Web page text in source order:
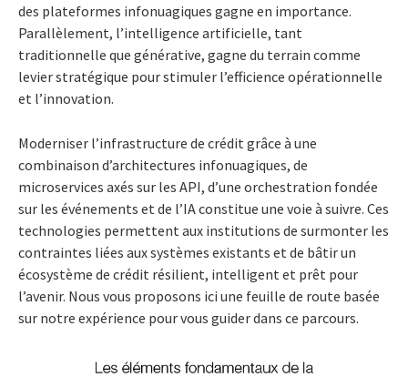
des plateformes infonuagiques gagne en importance.
Parallèlement, l’intelligence artificielle, tant
traditionnelle que générative, gagne du terrain comme
levier stratégique pour stimuler l’efficience opérationnelle
et l’innovation.
Moderniser l’infrastructure de crédit grâce à une
combinaison d’architectures infonuagiques, de
microservices axés sur les API, d’une orchestration fondée
sur les événements et de l’IA constitue une voie à suivre. Ces
technologies permettent aux institutions de surmonter les
contraintes liées aux systèmes existants et de bâtir un
écosystème de crédit résilient, intelligent et prêt pour
l’avenir. Nous vous proposons ici une feuille de route basée
sur notre expérience pour vous guider dans ce parcours.